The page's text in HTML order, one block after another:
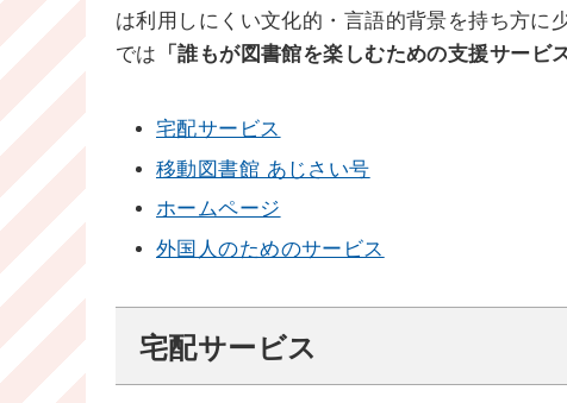
は利用しにくい文化的・言語的背景を持ち方に
では 「誰もが図書館を楽しむための支援サービス
宅配サービス
移動図書館 あじさい号
ホームページ
外国人のためのサービス
宅配サービス